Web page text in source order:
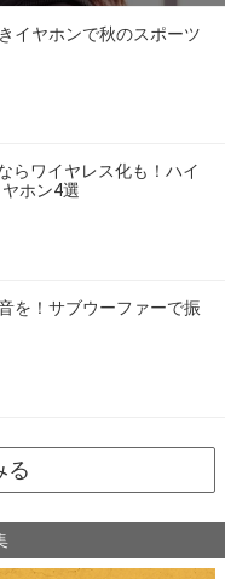
イヤホンで秋のスポーツ
らワイヤレス化も！ハイ
ホン4選
を！サブウーファーで振
る